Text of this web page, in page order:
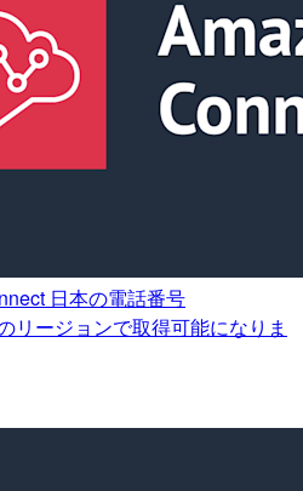
日本の電話番号
リージョンで取得可能になりま